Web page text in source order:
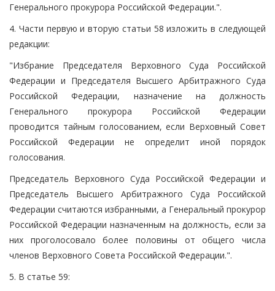
Генерального прокурора Российской Федерации.".
4. Части первую и вторую статьи 58 изложить в следующей
редакции:
"Избрание Председателя Верховного Суда Российской
Федерации и Председателя Высшего Арбитражного Суда
Российской Федерации, назначение на должность
Генерального прокурора Российской Федерации
проводится тайным голосованием, если Верховный Совет
Российской Федерации не определит иной порядок
голосования.
Председатель Верховного Суда Российской Федерации и
Председатель Высшего Арбитражного Суда Российской
Федерации считаются избранными, а Генеральный прокурор
Российской Федерации назначенным на должность, если за
них проголосовало более половины от общего числа
членов Верховного Совета Российской Федерации.".
5. В статье 59: